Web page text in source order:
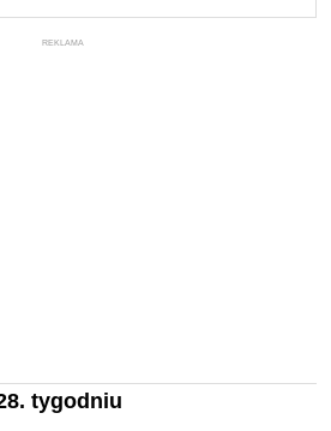
REKLAMA
tygodniu